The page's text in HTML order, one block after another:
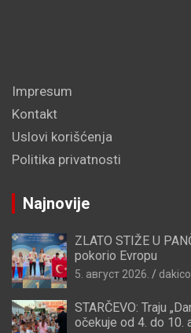
Impresum
Kontakt
Uslovi korišćenja
Politika privatnosti
Najnovije
ZLATO STIŽE U
pokorio Evropu
5. август 2026.
STARČEVO: Traju
očekuje od 4. do 10.